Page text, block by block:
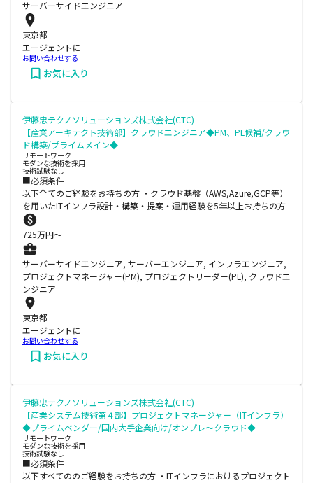
サーバーサイドエンジニア
東京都
エージェントに
お問い合わせする
お気に入り
伊藤忠テクノソリューションズ株式会社(CTC)
【産業アーキテクト技術部】クラウドエンジニア◆PM、PL候補/クラウ
ド構築/プライムメイン◆
リモートワーク
モダンな技術を採用
技術試験なし
■必須条件
以下全てのご経験をお持ちの方 ・クラウド基盤（AWS,Azure,GCP等）
を用いたITインフラ設計・構築・提案・運用経験を5年以上お持ちの方
725万円〜
サーバーサイドエンジニア, サーバーエンジニア, インフラエンジニア,
プロジェクトマネージャー(PM), プロジェクトリーダー(PL), クラウドエ
ンジニア
東京都
エージェントに
お問い合わせする
お気に入り
伊藤忠テクノソリューションズ株式会社(CTC)
【産業システム技術第４部】プロジェクトマネージャー（ITインフラ）
◆プライムベンダー/国内大手企業向け/オンプレ～クラウド◆
リモートワーク
モダンな技術を採用
技術試験なし
■必須条件
以下すべてののご経験をお持ちの方 ・ITインフラにおけるプロジェクト